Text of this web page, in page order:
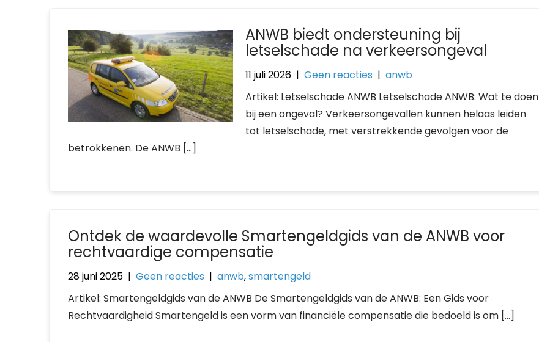
ANWB biedt ondersteuning bij
letselschade na verkeersongeval
11 juli 2026 |Geen reacties |anwb
Artikel: Letselschade ANWB Letselschade ANWB: Wat te doen
bij een ongeval? Verkeersongevallen kunnen helaas leiden
tot letselschade, met verstrekkende gevolgen voor de
betrokkenen. De ANWB […]
Ontdek de waardevolle Smartengeldgids van de ANWB voor
rechtvaardige compensatie
28 juni 2025 | Geen reacties | anwb,smartengeld
Artikel: Smartengeldgids van de ANWB De Smartengeldgids van de ANWB: Een Gids voor
Rechtvaardigheid Smartengeld is een vorm van financiële compensatie die bedoeld is om […]